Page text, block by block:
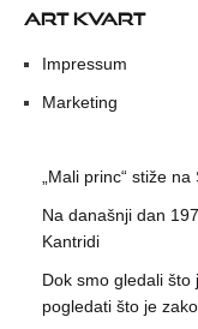
ART KVART
Impressum
Marketing
„Mali princ“ stiže
Na današnji dan
Kantridi
Dok smo gledali
pogledati što je